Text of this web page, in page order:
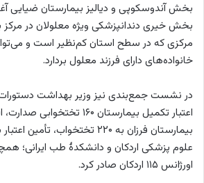
بخش آندوسکوپی و دیالیز بیمارستان ضیایی
بخش خیری دندانپزشکی ویژه معلولان در مرکز
مرکزی که در سطح استان کم‌نظیر است و
خانواده‌های دارای فرزند معلول بردارد.
در نشست جمع‌بندی نیز وزیر بهداشت دستورات
اعتبار تکمیل بیمارستان ۱۶۰
بیمارستان فرزان به ۲۲۰ تختخواب،
اورژانس ۱۱۵ اردکان صادر کرد.